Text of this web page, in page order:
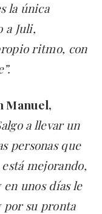
la única
a Juli,
ritmo, con
Manuel,
a llevar un
personas que
mejorando,
en unos días le
por su pronta